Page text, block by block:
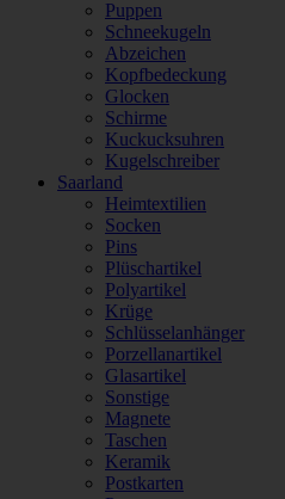
Puppen
Schneekugeln
Abzeichen
Kopfbedeckung
Glocken
Schirme
Kuckucksuhren
Kugelschreiber
Saarland
Heimtextilien
Socken
Pins
Plüschartikel
Polyartikel
Krüge
Schlüsselanhänger
Porzellanartikel
Glasartikel
Sonstige
Magnete
Taschen
Keramik
Postkarten